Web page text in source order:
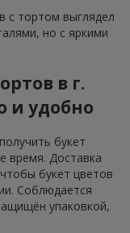
с тортом выглядел
но с яркими
в г.
и удобно
букет
время. Доставка
букет цветов
Соблюдается
упаковкой,